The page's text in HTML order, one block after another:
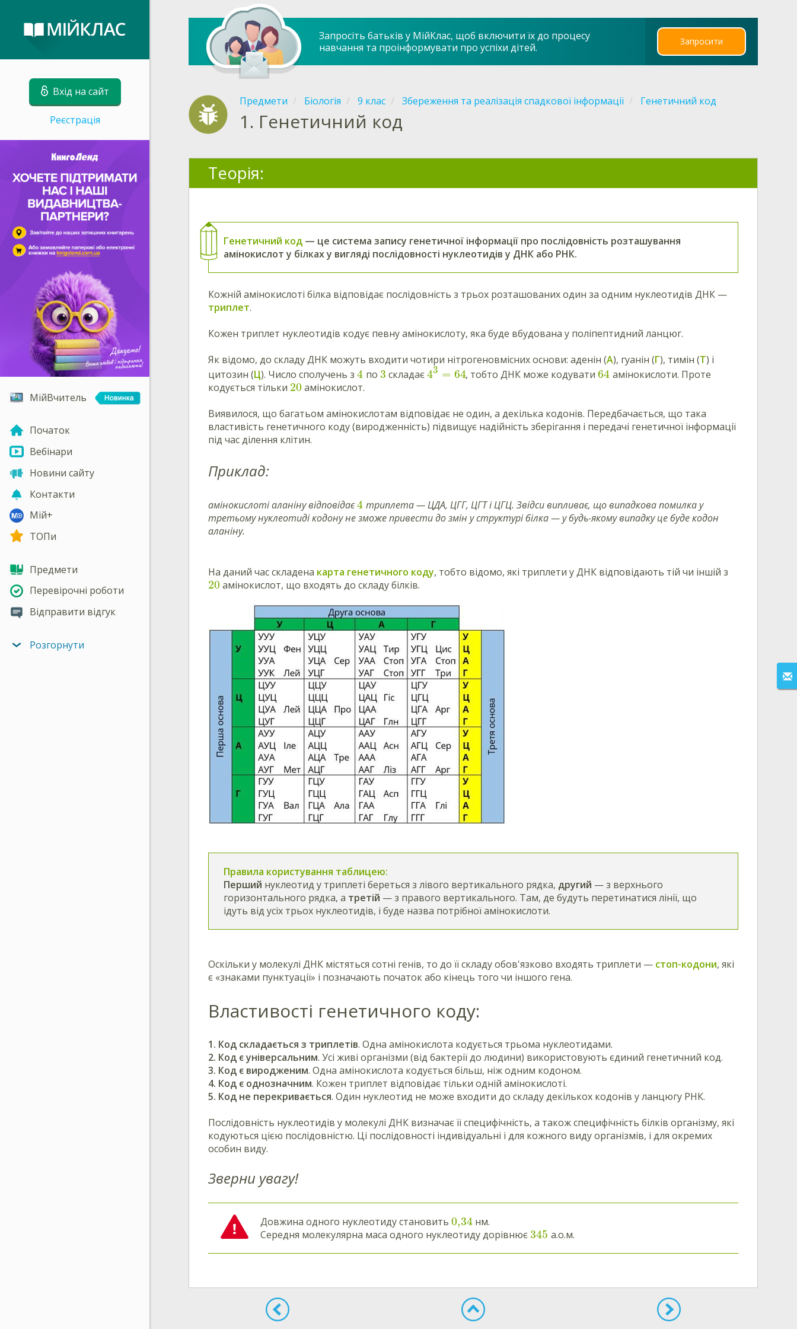
Вхід на сайт
Реєстрація
МійВчитель
Початок
Вебінари
Новини сайту
Контакти
Мій+
ТОПи
Предмети
Перевірочні роботи
Відправити відгук
Розгорнути
Запросіть батьків у МійКлас, щоб включити їх до процесу
навчання та проінформувати про успіхи дітей.
Запросити
Предмети Біологія 9 клас Збереження та реалізація спадкової інформації Генетичний код
1. Генетичний код
Теорія:
Генетичний код — це система запису генетичної інформації про послідовність розташування
амінокислот у білках у вигляді послідовності нуклеотидів у ДНК або РНК.
Кожній амінокислоті білка відповідає послідовність з трьох розташованих один за одним нуклеотидів ДНК —
триплет.
Кожен триплет нуклеотидів кодує певну амінокислоту, яка буде вбудована у поліпептидний ланцюг.
Як відомо, до складу ДНК можуть входити чотири нітрогеновмісних основи: аденін (А), гуанін (Г), тимін (Т) і
цитозин (Ц). Число сполучень з 4 по 3 складає43 = 64, тобто ДНК може кодувати64 амінокислоти. Проте
кодується тільки 20амінокислот.
Виявилося, що багатьом амінокислотам відповідає не один, а декілька кодонів. Передбачається, що така
властивість генетичного коду (виродженність) підвищує надійність зберігання і передачі генетичної інформації
під час ділення клітин.
Приклад:
амінокислоті аланіну відповідає4 триплета — ЦДА, ЦГГ, ЦГТ і ЦГЦ. Звідси випливає, що випадкова помилка у
третьому нуклеотиді кодону не зможе привести до змін у структурі білка — у будь-якому випадку це буде кодон
аланіну.
На даний час складена карта генетичного коду, тобто відомо, які триплети у ДНК відповідають тій чи іншій з
20амінокислот, що входять до складу білків.
Правила користування таблицею:
Перший нуклеотид у триплеті береться з лівого вертикального рядка, другий — з верхнього
горизонтального рядка, а третій — з правого вертикального. Там, де будуть перетинатися лінії, що
ідуть від усіх трьох нуклеотидів, і буде назва потрібної амінокислоти.
Оскільки у молекулі ДНК містяться сотні генів, то до її складу обов'язково входять триплети — стоп-кодони, які
є «знаками пунктуації» і позначають початок або кінець того чи іншого гена.
Властивості генетичного коду:
1. Код складається з триплетів. Одна амінокислота кодується трьома нуклеотидами.
2. Код є універсальним. Усі живі організми (від бактерії до людини) використовують єдиний генетичний код.
3. Код є виродженим. Одна амінокислота кодується більш, ніж одним кодоном.
4. Код є однозначним. Кожен триплет відповідає тільки одній амінокислоті.
5. Код не перекривається. Один нуклеотид не може входити до складу декількох кодонів у ланцюгу РНК.
Послідовність нуклеотидів у молекулі ДНК визначає її специфічність, а також специфічність білків організму, які
кодуються цією послідовністю. Ці послідовності індивідуальні і для кожного виду організмів, і для окремих
особин виду.
Зверни увагу!
Довжина одного нуклеотиду становить 0,34 нм.
Середня молекулярна маса одного нуклеотиду дорівнює345 а.о.м.